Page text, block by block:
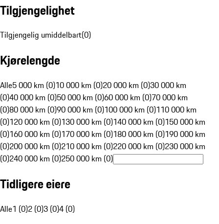
Tilgjengelighet
Tilgjengelig umiddelbart(0)
Kjørelengde
Alle5 000 km (0)10 000 km (0)20 000 km (0)30 000 km
(0)40 000 km (0)50 000 km (0)60 000 km (0)70 000 km
(0)80 000 km (0)90 000 km (0)100 000 km (0)110 000 km
(0)120 000 km (0)130 000 km (0)140 000 km (0)150 000 km
(0)160 000 km (0)170 000 km (0)180 000 km (0)190 000 km
(0)200 000 km (0)210 000 km (0)220 000 km (0)230 000 km
(0)240 000 km (0)250 000 km (0)
Tidligere eiere
Alle1 (0)2 (0)3 (0)4 (0)